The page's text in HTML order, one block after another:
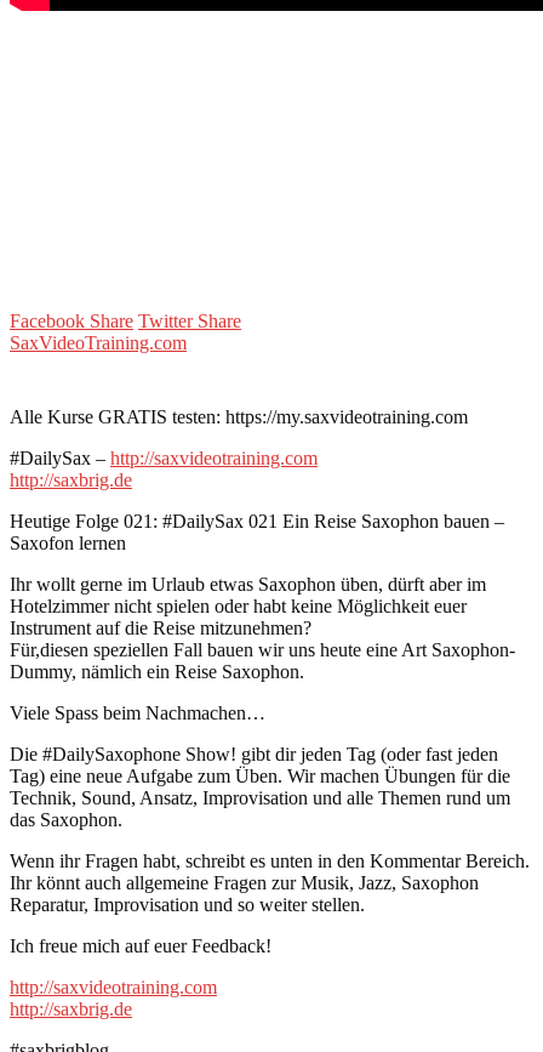
Facebook Share Twitter Share
SaxVideoTraining.com
Alle Kurse GRATIS testen: https://my.saxvideotraining.com
#DailySax – http://saxvideotraining.com
http://saxbrig.de
Heutige Folge 021: #DailySax 021 Ein Reise Saxophon bauen –
Saxofon lernen
Ihr wollt gerne im Urlaub etwas Saxophon üben, dürft aber im
Hotelzimmer nicht spielen oder habt keine Möglichkeit euer
Instrument auf die Reise mitzunehmen?
Für,diesen speziellen Fall bauen wir uns heute eine Art Saxophon-
Dummy, nämlich ein Reise Saxophon.
Viele Spass beim Nachmachen…
Die #DailySaxophone Show! gibt dir jeden Tag (oder fast jeden
Tag) eine neue Aufgabe zum Üben. Wir machen Übungen für die
Technik, Sound, Ansatz, Improvisation und alle Themen rund um
das Saxophon.
Wenn ihr Fragen habt, schreibt es unten in den Kommentar Bereich.
Ihr könnt auch allgemeine Fragen zur Musik, Jazz, Saxophon
Reparatur, Improvisation und so weiter stellen.
Ich freue mich auf euer Feedback!
http://saxvideotraining.com
http://saxbrig.de